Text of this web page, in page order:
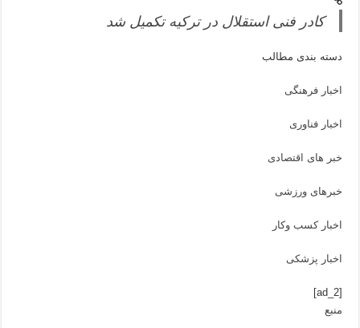
کادر فنی استقلال در ترکیه تکمیل شد
دسته بندی مطالب
اخبار فرهنگی
اخبار فناوری
خبر های اقتصادی
خبرهای ورزشی
اخبار کسب وکار
اخبار پزشکی
منبع